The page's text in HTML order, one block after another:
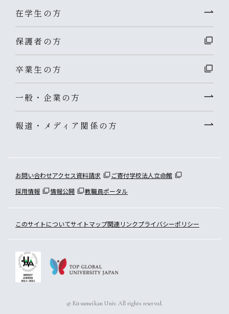
在学生の方
保護者の方
卒業生の方
一般・企業の方
報道・メディア関係の方
お問い合わせアクセス資料請求 ご寄付学校法人立命館
採用情報
情報公開 教職員ポータル
このサイトについてサイトマップ関連リンクプライバシーポリシー
© Ritsumeikan Univ. All rights reserved.